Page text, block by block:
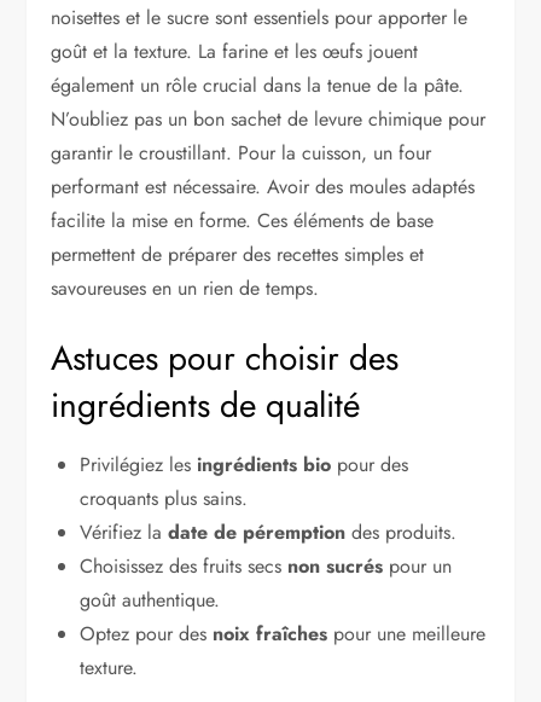
noisettes et le sucre sont essentiels pour apporter le
goût et la texture. La farine et les œufs jouent
également un rôle crucial dans la tenue de la pâte.
N’oubliez pas un bon sachet de levure chimique pour
garantir le croustillant. Pour la cuisson, un four
performant est nécessaire. Avoir des moules adaptés
facilite la mise en forme. Ces éléments de base
permettent de préparer des recettes simples et
savoureuses en un rien de temps.
Astuces pour choisir des
ingrédients de qualité
Privilégiez les ingrédients bio pour des
croquants plus sains.
Vérifiez ladate de péremption des produits.
Choisissez des fruits secs non sucrés pour un
goût authentique.
Optez pour des noix fraîches pour une meilleure
texture.